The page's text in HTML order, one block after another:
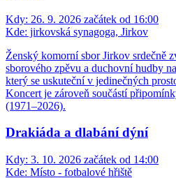
Kdy: 26. 9. 2026 začátek od 16:00
Kde: jirkovská synagoga, Jirkov
Ženský komorní sbor Jirkov srdečně
sborového zpěvu a duchovní hudby
který se uskuteční v jedinečných
Koncert je zároveň součástí
(1971–2026).
Drakiáda a dlabání dýní
Kdy: 3. 10. 2026 začátek od 14:00
Kde: Místo - fotbalové hřiště